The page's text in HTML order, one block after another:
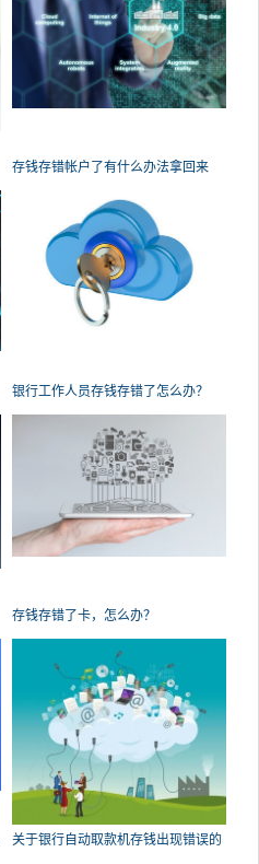
存钱存错帐户了有什么办法拿回来
银行工作人员存钱存错了怎么办？
存钱存错了卡，怎么办？
关于银行自动取款机存钱出现错误的